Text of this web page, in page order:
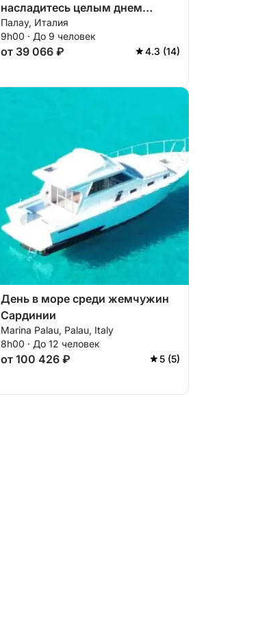
насладитесь целым днем
плавания на парусной лодке.
Палау, Италия
9h00 · До 9 человек
от 39 066 ₽ 4.3 (14)
День в море среди жемчужин
Сардинии
Marina Palau, Palau, Italy
8h00 · До 12 человек
от 100 426 ₽ 5 (5)